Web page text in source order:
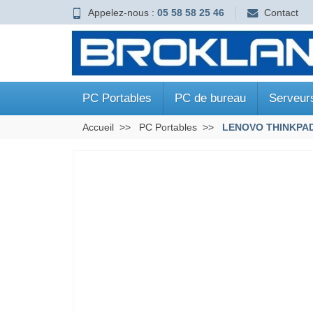
Appelez-nous : 05 58 58 25 46 Contact
PC Portables PC de bureau
Accueil PC Portables LENOVO